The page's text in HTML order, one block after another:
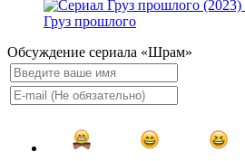
Груз прошлого
Обсуждение сериала «Шрам»